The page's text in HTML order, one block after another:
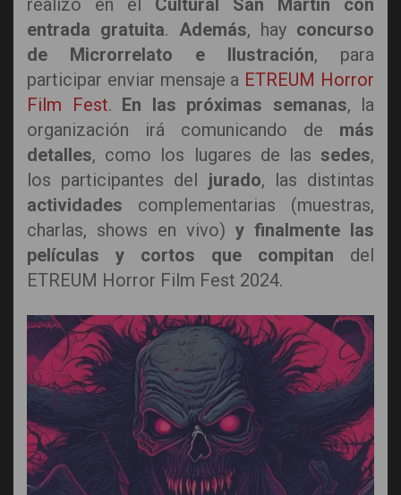
realizó en el Cultural San Martín con
entrada gratuita. Además, hay concurso
de Microrrelato e Ilustración, para
participar enviar mensaje a ETREUM Horror
Film Fest. En las próximas semanas, la
organización irá comunicando de más
detalles, como los lugares de las sedes,
los participantes del jurado, las distintas
actividades complementarias (muestras,
charlas, shows en vivo) y finalmente las
películas y cortos que compitan del
ETREUM Horror Film Fest 2024.